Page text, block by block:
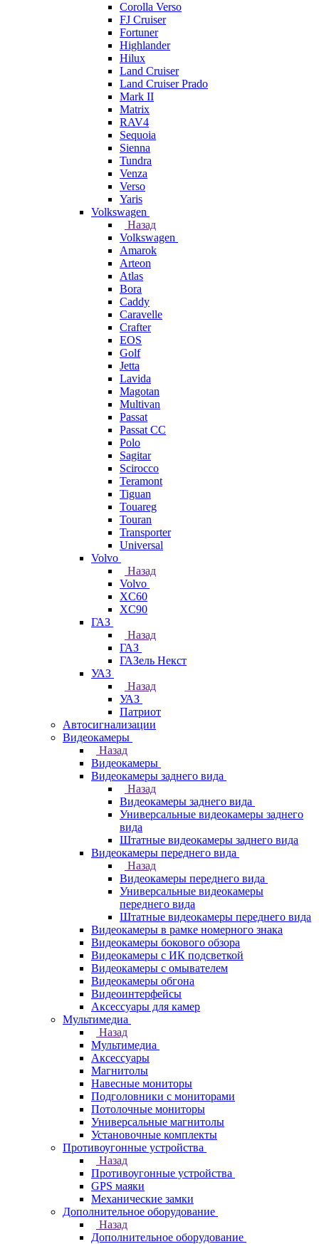
Corolla Verso
FJ Cruiser
Fortuner
Highlander
Hilux
Land Cruiser
Land Cruiser Prado
Mark II
Matrix
RAV4
Sequoia
Sienna
Tundra
Venza
Verso
Yaris
Volkswagen
Назад
Volkswagen
Amarok
Arteon
Atlas
Bora
Caddy
Caravelle
Crafter
EOS
Golf
Jetta
Lavida
Magotan
Multivan
Passat
Passat CC
Polo
Sagitar
Scirocco
Teramont
Tiguan
Touareg
Touran
Transporter
Universal
Volvo
Назад
Volvo
XC60
XC90
ГАЗ
Назад
ГАЗ
ГАЗель Некст
УАЗ
Назад
УАЗ
Патриот
Автосигнализации
Видеокамеры
Назад
Видеокамеры
Видеокамеры заднего вида
Назад
Видеокамеры заднего вида
Универсальные видеокамеры заднего
вида
Штатные видеокамеры заднего вида
Видеокамеры переднего вида
Назад
Видеокамеры переднего вида
Универсальные видеокамеры
переднего вида
Штатные видеокамеры переднего вида
Видеокамеры в рамке номерного знака
Видеокамеры бокового обзора
Видеокамеры с ИК подсветкой
Видеокамеры с омывателем
Видеокамеры обгона
Видеоинтерфейсы
Аксессуары для камер
Мультимедиа
Назад
Мультимедиа
Аксессуары
Магнитолы
Навесные мониторы
Подголовники с мониторами
Потолочные мониторы
Универсальные магнитолы
Установочные комплекты
Противоугонные устройства
Назад
Противоугонные устройства
GPS маяки
Механические замки
Дополнительное оборудование
Назад
Дополнительное оборудование